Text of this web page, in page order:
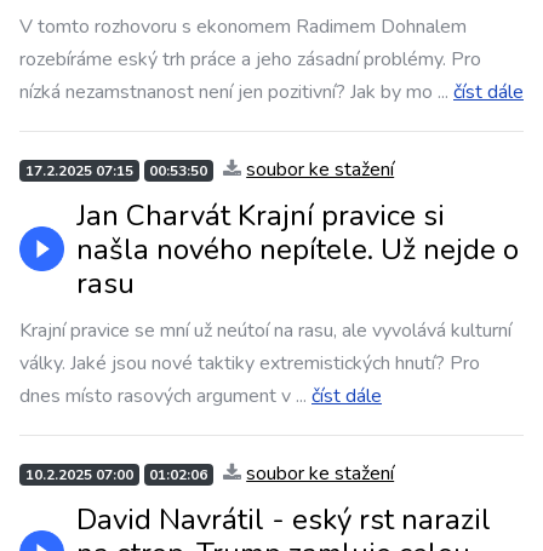
V tomto rozhovoru s ekonomem Radimem Dohnalem
rozebíráme eský trh práce a jeho zásadní problémy. Pro
nízká nezamstnanost není jen pozitivní? Jak by mo ... číst dále
17.2.2025 07:15 00:53:50 soubor ke stažení
Jan Charvát Krajní pravice si
našla nového nepítele. Už nejde o
rasu
Krajní pravice se mní už neútoí na rasu, ale vyvolává kulturní
války. Jaké jsou nové taktiky extremistických hnutí? Pro
dnes místo rasových argument v ... číst dále
10.2.2025 07:00 01:02:06 soubor ke stažení
David Navrátil - eský rst narazil